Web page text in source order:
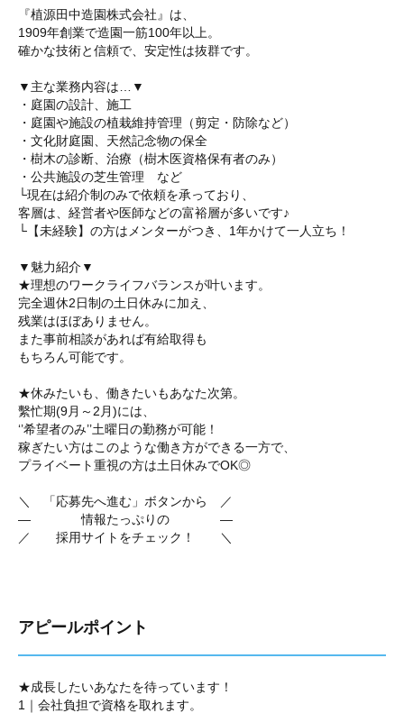
『植源田中造園株式会社』は、
1909年創業で造園一筋100年以上。
確かな技術と信頼で、安定性は抜群です。
▼主な業務内容は…▼
・庭園の設計、施工
・庭園や施設の植栽維持管理（剪定・防除など）
・文化財庭園、天然記念物の保全
・樹木の診断、治療（樹木医資格保有者のみ）
・公共施設の芝生管理 など
└現在は紹介制のみで依頼を承っており、
客層は、経営者や医師などの富裕層が多いです♪
└【未経験】の方はメンターがつき、1年かけて一人立ち！
▼魅力紹介▼
★理想のワークライフバランスが叶います。
完全週休2日制の土日休みに加え、
残業はほぼありません。
また事前相談があれば有給取得も
もちろん可能です。
★休みたいも、働きたいもあなた次第。
繫忙期(9月～2月)には、
‘’希望者のみ’’土曜日の勤務が可能！
稼ぎたい方はこのような働き方ができる一方で、
プライベート重視の方は土日休みでOK◎
＼ 「応募先へ進む」ボタンから ／
― 情報たっぷりの ―
／ 採用サイトをチェック！ ＼
アピールポイント
★成長したいあなたを待っています！
1｜会社負担で資格を取れます。